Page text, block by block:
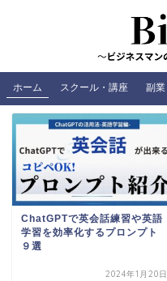
ホーム スクール・講座 副業
ChatGPTで英会話練習や英語
学習を効率化するプロンプト
９選
2024年1月20日